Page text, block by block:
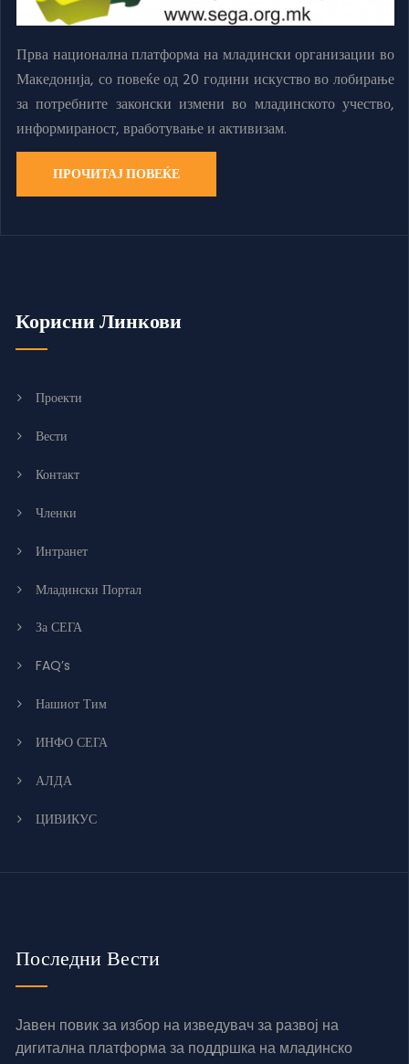
Прва национална платформа на младински организации во
Македонија, со повеќе од 20 години искуство во лобирање
за потребните законски измени во младинското учество,
информираност, вработување и активизам.
ПРОЧИТАЈ ПОВЕЌЕ
Корисни Линкови
Проекти
Вести
Контакт
Членки
Интранет
Младински Портал
За СЕГА
FAQ’s
Нашиот Тим
ИНФО СЕГА
АЛДА
ЦИВИКУС
Последни Вести
Јавен повик за избор на изведувач за развој на
дигитална платформа за поддршка на младинско